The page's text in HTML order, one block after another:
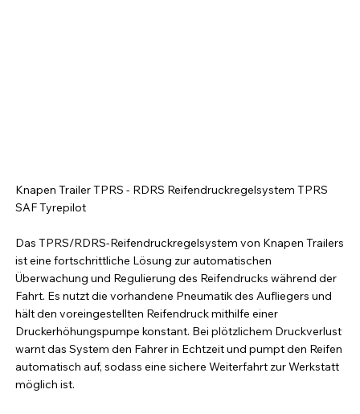
Knapen Trailer TPRS - RDRS Reifendruckregelsystem TPRS
SAF Tyrepilot
Das TPRS/RDRS-Reifendruckregelsystem von Knapen Trailers
ist eine fortschrittliche Lösung zur automatischen
Überwachung und Regulierung des Reifendrucks während der
Fahrt. Es nutzt die vorhandene Pneumatik des Aufliegers und
hält den voreingestellten Reifendruck mithilfe einer
Druckerhöhungspumpe konstant. Bei plötzlichem Druckverlust
warnt das System den Fahrer in Echtzeit und pumpt den Reifen
automatisch auf, sodass eine sichere Weiterfahrt zur Werkstatt
möglich ist.